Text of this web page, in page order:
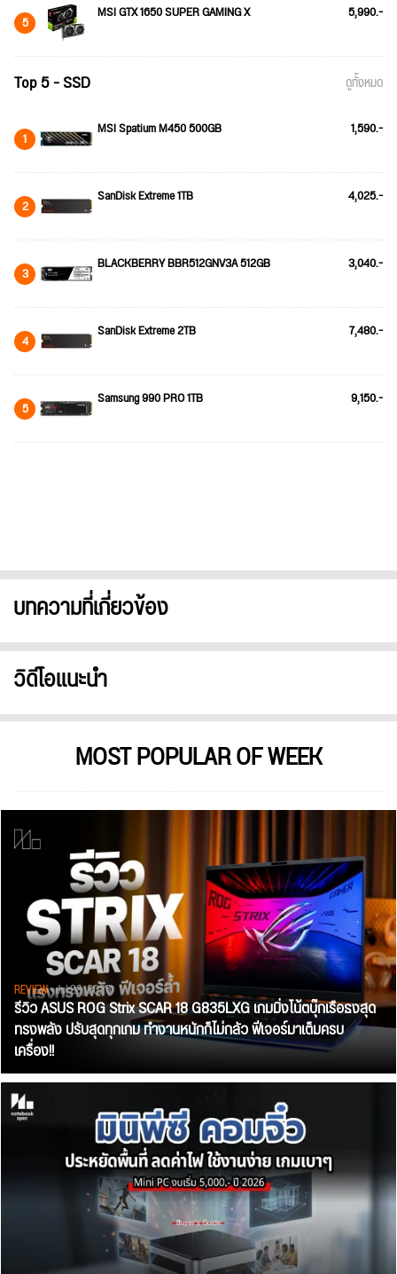
5 MSI GTX 1650 SUPER GAMING X 5,990.-
Top 5 - SSD ดูทั้งหมด
1 MSI Spatium M450 500GB 1,590.-
2 SanDisk Extreme 1TB 4,025.-
3 BLACKBERRY BBR512GNV3A 512GB 3,040.-
4 SanDisk Extreme 2TB 7,480.-
5 Samsung 990 PRO 1TB 9,150.-
บทความที่เกี่ยวข้อง
วิดีโอแนะนำ
MOST POPULAR OF WEEK
REVIEW• Jul 28, 2026
รีวิว ASUS ROG Strix SCAR 18 G835LXG เกมมิ่งโน้ตบุ๊กเรือธงสุด
ทรงพลัง ปรับสุดทุกเกม ทำงานหนักก็ไม่กลัว ฟีเจอร์มาเต็มครบ
เครื่อง!!